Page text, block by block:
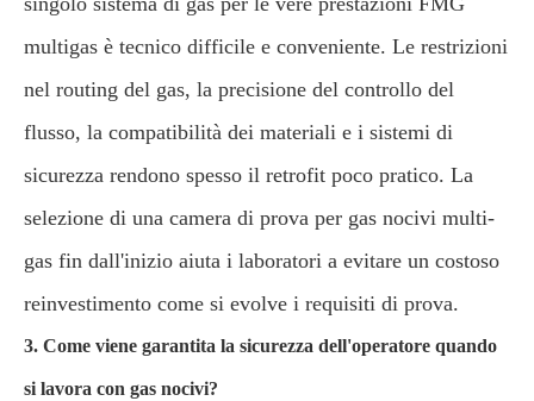
multigas è tecnico difficile e conveniente. Le restrizioni
nel routing del gas, la precisione del controllo del
flusso, la compatibilità dei materiali e i sistemi di
sicurezza rendono spesso il retrofit poco pratico. La
selezione di una camera di prova per gas nocivi multi-
gas fin dall'inizio aiuta i laboratori a evitare un costoso
reinvestimento come si evolve i requisiti di prova.
3. Come viene garantita la sicurezza dell'operatore quando
si lavora con gas nocivi?